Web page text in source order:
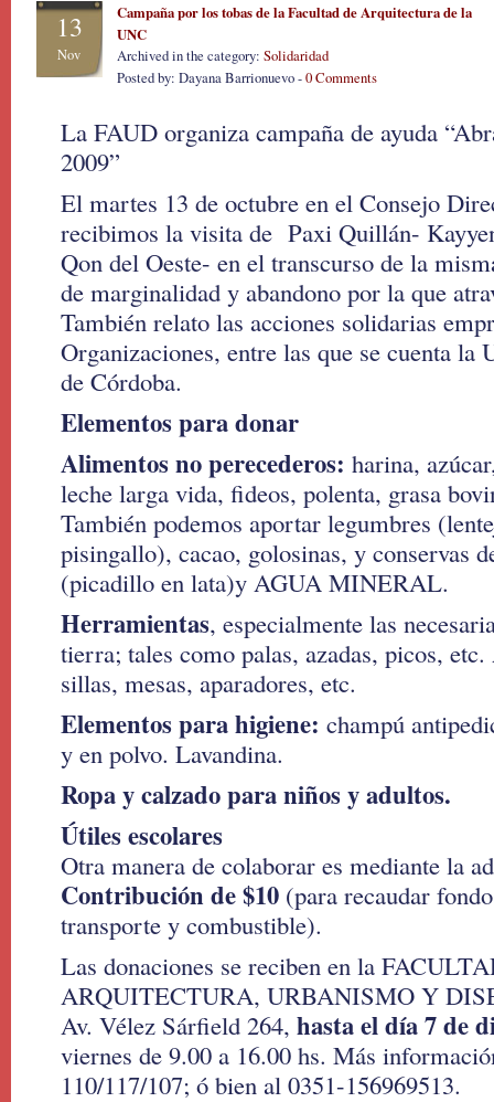
13
Nov
Campaña por los tobas de la Facultad de Arquitectura de la
UNC
Archived in the category: Solidaridad
Posted by: Dayana Barrionuevo -0 Comments
La FAUD organiza campaña de ayuda
2009”
El martes 13 de octubre en el Consejo
recibimos la visita de Paxi Quillán-
Qon del Oeste- en el transcurso de la
de marginalidad y abandono por la que
También relato las acciones solidarias
Organizaciones, entre las que se cuenta la
de Córdoba.
Elementos para donar
Alimentos no perecederos: harina,
leche larga vida, fideos, polenta, grasa
También podemos aportar legumbres
pisingallo), cacao, golosinas, y conservas
(picadillo en lata)y AGUA MINERAL.
Herramientas, especialmente las
tierra; tales como palas, azadas, picos,
sillas, mesas, aparadores, etc.
Elementos para higiene: champú
y en polvo. Lavandina.
Ropa y calzado para niños y adultos.
Útiles escolares
Otra manera de colaborar es mediante la
Contribución de $10 (para recaudar
transporte y combustible).
Las donaciones se reciben en la
ARQUITECTURA, URBANISMO Y
Av. Vélez Sárfield 264, hasta el día 7 de
viernes de 9.00 a 16.00 hs. Más
110/117/107; ó bien al 0351-156969513.